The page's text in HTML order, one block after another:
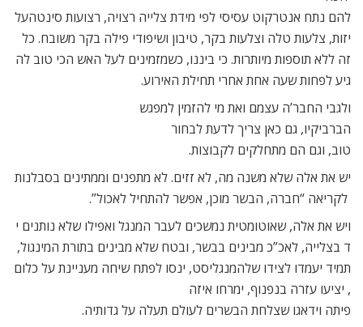
להם נתח אנטרקוט עסיסי לפי מידת צלייה רצויה, רצועות סינטהעל
יזות, צלעות טלה וצלעות בקר, טיבון ושיפודי פילה בקר משובח. כל
זה ללא תוספות מיותרות. כי ביננו, כשמזמינים לעל האש הכי טוב לה
גיע לפחות שעה אחת אחרי תחילת האירוע.
ולגבי החבר’ה עצמם ואת מי להזמין למפגש
הברביקיו, גם כאן צריך לדעת לבחור
טוב, וגם הם מתחלקים לקבוצות.
יש את אלה שלא משנה מה, לא זזים. לא מתפנים וממתינים בסבלנות
לקריאה “חברה, הבשר מוכן, אפשר להתחיל לאכול”.
ויש את אלה, שאוטומטית נמשכים לעבר המנגל ואפילו שלא נותנים י
ד בצלייה, לאכ”כ מבינים בבשר, ובטח שלא מבינים בתורת המינגול,
תמיד יעמדו לצידו שלהמנגליסט, ינסו לפתח שיחה מעניינת על כלום
, יציעו עזרה בנפנוף, ימרחו איזה
פיתה וידאגו שצלחת הבשרים לעולם תעלה על גדותיה.